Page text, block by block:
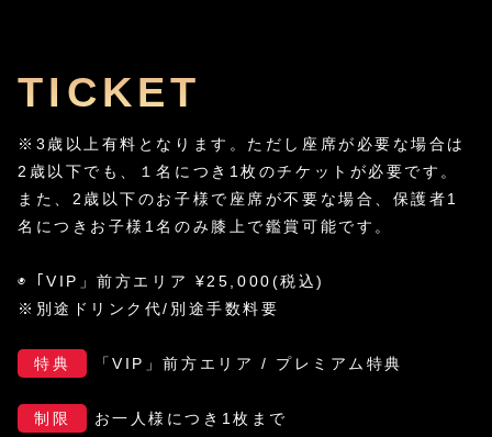
TICKET
※3歳以上有料となります。ただし座席が必要な場合は
2歳以下でも、１名につき1枚のチケットが必要です。
また、2歳以下のお子様で座席が不要な場合、保護者1
名につきお子様1名のみ膝上で鑑賞可能です。
◉「VIP」前方エリア ¥25,000(税込)
※別途ドリンク代/別途手数料要
特典 「VIP」前方エリア / プレミアム特典
制限 お一人様につき1枚まで